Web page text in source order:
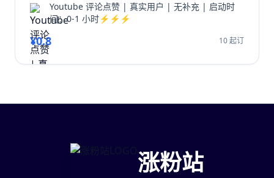
Youtube 评论点赞 | 真实用户 | 无补充 | 启动时
间：0-1 小时⚡⚡⚡
¥0.8 10 起订
涨粉站